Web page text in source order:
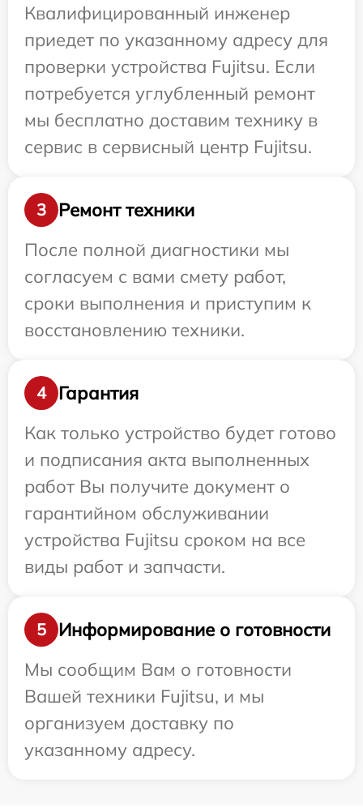
Квалифицированный инженер
приедет по указанному адресу для
проверки устройства Fujitsu. Если
потребуется углубленный ремонт
мы бесплатно доставим технику в
сервис в сервисный центр Fujitsu.
3
Ремонт техники
После полной диагностики мы
согласуем с вами смету работ,
сроки выполнения и приступим к
восстановлению техники.
4
Гарантия
Как только устройство будет готово
и подписания акта выполненных
работ Вы получите документ о
гарантийном обслуживании
устройства Fujitsu сроком на все
виды работ и запчасти.
5
Информирование о готовности
Мы сообщим Вам о готовности
Вашей техники Fujitsu, и мы
организуем доставку по
указанному адресу.